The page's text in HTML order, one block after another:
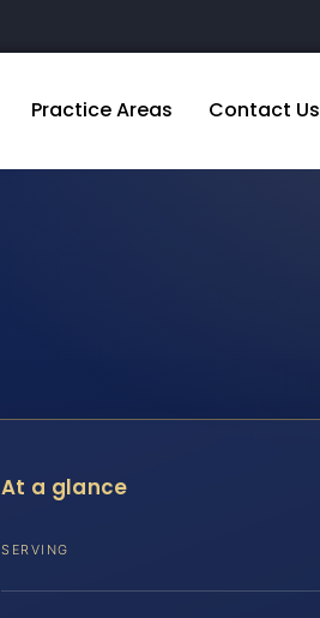
Practice Areas Contact Us
At a glance
SERVING